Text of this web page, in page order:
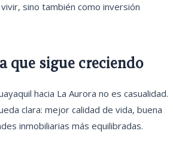
sino también como inversión
que sigue creciendo
hacia La Aurora no es casualidad.
clara: mejor calidad de vida, buena
inmobiliarias más equilibradas.